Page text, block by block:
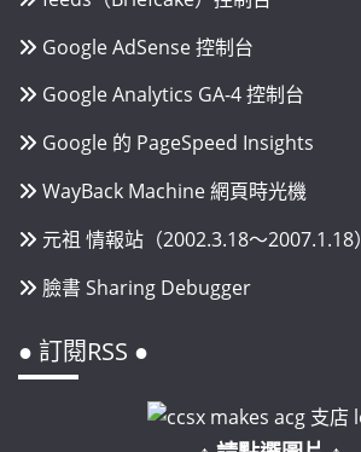
Google AdSense 控制台
Google Analytics GA-4 控制台
Google 的 PageSpeed Insights
WayBack Machine 網頁時光機
元祖 情報站（2002.3.18～2007.1.18）
臉書 Sharing Debugger
● 訂閱RSS ●